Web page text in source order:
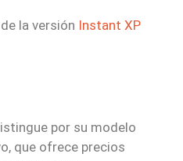
la versión Instant XP
por su modelo
que ofrece precios